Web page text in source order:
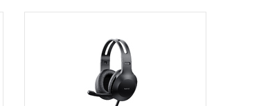
WPET-25 LEE
0,00 грн.
В кошик